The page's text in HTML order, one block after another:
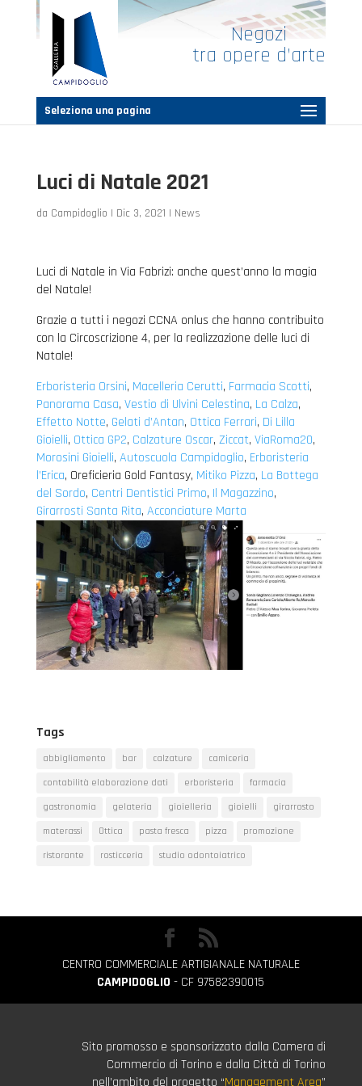
Negozi
tra opere d’arte
Seleziona una pagina
Luci di Natale 2021
da Campidoglio | Dic 3, 2021 | News
Luci di Natale in Via Fabrizi: anche quest’anno la magia
del Natale!
Grazie a tutti i negozi CCNA onlus che hanno contribuito
con la Circoscrizione 4, per la realizzazione delle luci di
Natale!
Erboristeria Orsini, Macelleria Cerutti, Farmacia Scotti,
Panorama Casa, Vestio di Ulvini Celestina, La Calza,
Effetto Notte, Gelati d’Antan, Ottica Ferrari, Di Lilla
Gioielli, Ottica GP2, Calzature Oscar, Ziccat, ViaRoma20,
Morosini Gioielli, Autoscuola Campidoglio, Erboristeria
l’Erica, Oreficieria Gold Fantasy, Mitiko Pizza, La Bottega
del Sordo, Centri Dentistici Primo, Il Magazzino,
Girarrosti Santa Rita, Acconciature Marta
Tags
abbigliamento bar calzature
camiceria
contabilità elaborazione dati
erboristeria
farmacia
gastronomia
gelateria gioielleria gioielli
girarrosto
materassi
Ottica pasta fresca pizza
promozione
ristorante
rosticceria studio odontoiatrico
CENTRO COMMERCIALE ARTIGIANALE NATURALE
CAMPIDOGLIO - CF 97582390015
Sito promosso e sponsorizzato dalla Camera di
Commercio di Torino e dalla Città di Torino
nell’ambito del progetto “Management Area”